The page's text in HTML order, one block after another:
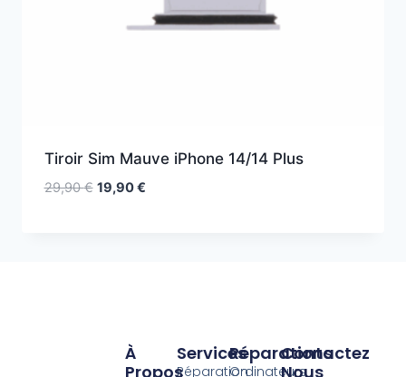
Tiroir Sim Mauve iPhone 14/14 Plus
29,90€ 19,90€
Réparations
Ordinateurs
Services
Réparation
À
Propos
Contactez
Nous